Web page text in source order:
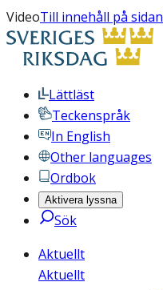
VideoTill innehåll på sidan
Lättläst
Teckenspråk
In English
Other languages
Ordbok
Aktivera lyssna
Sök
Aktuellt
Aktuellt